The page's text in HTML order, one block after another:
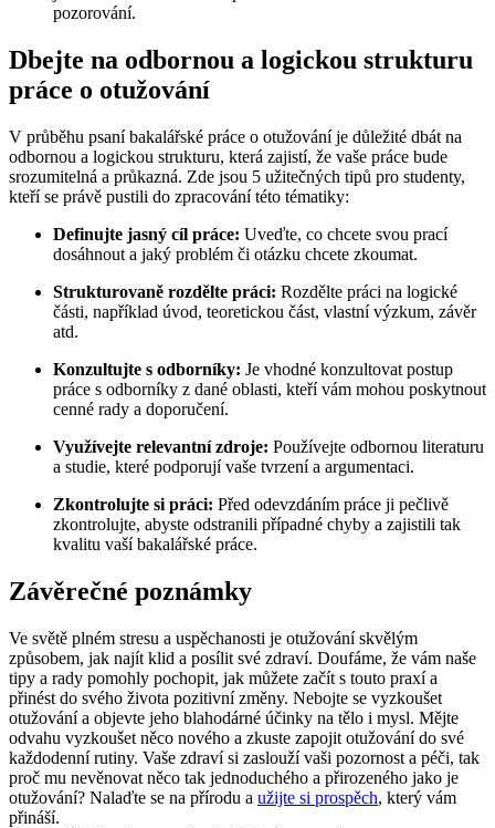
pozorování.
Dbejte na odbornou a logickou strukturu
práce o otužování
V průběhu psaní bakalářské práce o otužování je důležité dbát na
odbornou a logickou strukturu, která zajistí, že vaše práce bude
srozumitelná a průkazná. Zde jsou 5 užitečných tipů pro studenty,
kteří se právě pustili do zpracování této tématiky:
Definujte jasný cíl práce: Uveďte, co chcete svou prací
dosáhnout a jaký problém či otázku chcete zkoumat.
Strukturovaně rozdělte práci: Rozdělte práci na logické
části, například úvod, teoretickou část, vlastní výzkum, závěr
atd.
Konzultujte s odborníky: Je vhodné konzultovat postup
práce s odborníky z dané oblasti, kteří vám mohou poskytnout
cenné rady a doporučení.
Využívejte relevantní zdroje: Používejte odbornou literaturu
a studie, které podporují vaše tvrzení a argumentaci.
Zkontrolujte si práci: Před odevzdáním práce ji pečlivě
zkontrolujte, abyste odstranili případné chyby a zajistili tak
kvalitu vaší bakalářské práce.
Závěrečné poznámky
Ve světě plném stresu a uspěchanosti je otužování skvělým
způsobem, jak najít klid a posílit své zdraví. Doufáme, že vám naše
tipy a rady pomohly pochopit, jak můžete začít s touto praxí a
přinést do svého života pozitivní změny. Nebojte se vyzkoušet
otužování a objevte jeho blahodárné účinky na tělo i mysl. Mějte
odvahu vyzkoušet něco nového a zkuste zapojit otužování do své
každodenní rutiny. Vaše zdraví si zaslouží vaši pozornost a péči, tak
proč mu nevěnovat něco tak jednoduchého a přirozeného jako je
otužování? Nalaďte se na přírodu a užijte si prospěch, který vám
přináší.